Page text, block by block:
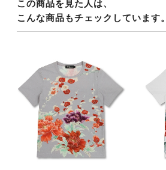
この商品を見た人は、
こんな商品もチェックしています。